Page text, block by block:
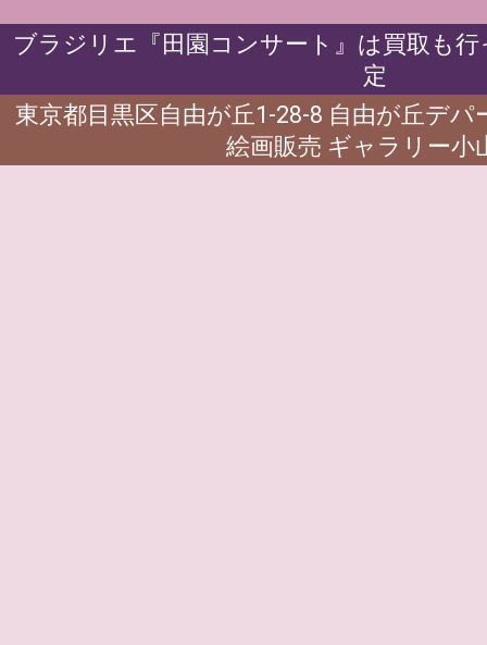
ブラジリエ『田園コンサート』は買取も
定
東京都目黒区自由が丘1-28-8 自由が丘デ
絵画販売 ギャラリー小